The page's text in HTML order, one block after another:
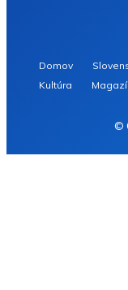
Domov
Kultúra
©